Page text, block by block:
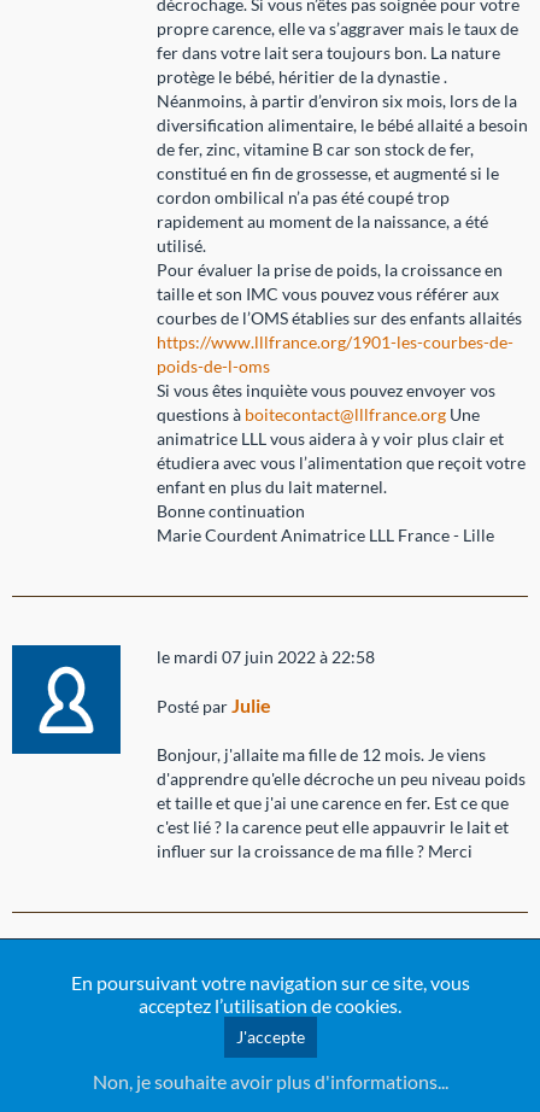
En poursuivant votre navigation sur ce site, vous
acceptez l’utilisation de cookies.
J'accepte
Non, je souhaite avoir plus d'informations...
propre carence, elle va s’aggraver mais le taux de
fer dans votre lait sera toujours bon. La nature
protège le bébé, héritier de la dynastie .
Néanmoins, à partir d’environ six mois, lors de la
diversification alimentaire, le bébé allaité a besoin
de fer, zinc, vitamine B car son stock de fer,
constitué en fin de grossesse, et augmenté si le
cordon ombilical n’a pas été coupé trop
rapidement au moment de la naissance, a été
utilisé.
Pour évaluer la prise de poids, la croissance en
taille et son IMC vous pouvez vous référer aux
courbes de l’OMS établies sur des enfants allaités
https://www.lllfrance.org/1901-les-courbes-de-
poids-de-l-oms
Si vous êtes inquiète vous pouvez envoyer vos
questions à boitecontact@lllfrance.org Une
animatrice LLL vous aidera à y voir plus clair et
étudiera avec vous l’alimentation que reçoit votre
enfant en plus du lait maternel.
Bonne continuation
Marie Courdent Animatrice LLL France - Lille
le mardi 07 juin 2022 à 22:58
Posté par Julie
Bonjour, j'allaite ma fille de 12 mois. Je viens
d'apprendre qu'elle décroche un peu niveau poids
et taille et que j'ai une carence en fer. Est ce que
c'est lié ? la carence peut elle appauvrir le lait et
influer sur la croissance de ma fille ? Merci
le dimanche 10 octobre 2021 à 17:01
Posté parDennehy